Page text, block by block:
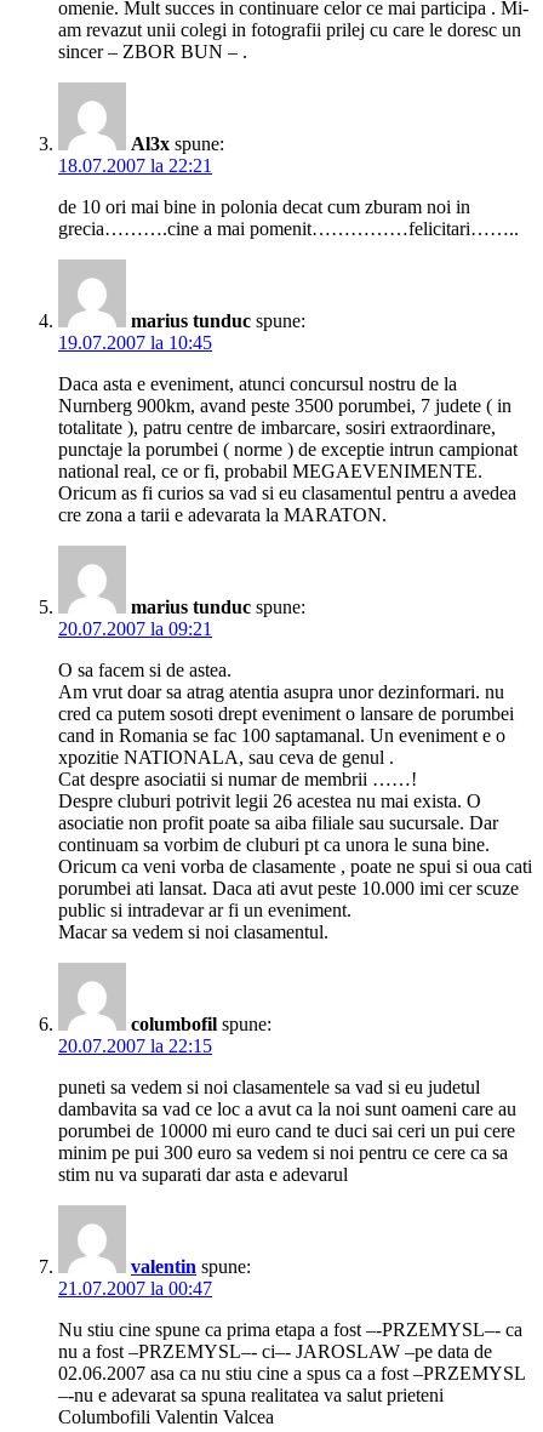
omenie. Mult succes in continuare celor ce mai participa . Mi-
am revazut unii colegi in fotografii prilej cu care le doresc un
sincer – ZBOR BUN – .
Al3x spune:
18.07.2007 la 22:21
de 10 ori mai bine in polonia decat cum zburam noi in
grecia……….cine a mai pomenit……………felicitari……..
marius tunduc spune:
19.07.2007 la 10:45
Daca asta e eveniment, atunci concursul nostru de la
Nurnberg 900km, avand peste 3500 porumbei, 7 judete ( in
totalitate ), patru centre de imbarcare, sosiri extraordinare,
punctaje la porumbei ( norme ) de exceptie intrun campionat
national real, ce or fi, probabil MEGAEVENIMENTE.
Oricum as fi curios sa vad si eu clasamentul pentru a avedea
cre zona a tarii e adevarata la MARATON.
marius tunduc spune:
20.07.2007 la 09:21
O sa facem si de astea.
Am vrut doar sa atrag atentia asupra unor dezinformari. nu
cred ca putem sosoti drept eveniment o lansare de porumbei
cand in Romania se fac 100 saptamanal. Un eveniment e o
xpozitie NATIONALA, sau ceva de genul .
Cat despre asociatii si numar de membrii ……!
Despre cluburi potrivit legii 26 acestea nu mai exista. O
asociatie non profit poate sa aiba filiale sau sucursale. Dar
continuam sa vorbim de cluburi pt ca unora le suna bine.
Oricum ca veni vorba de clasamente , poate ne spui si oua cati
porumbei ati lansat. Daca ati avut peste 10.000 imi cer scuze
public si intradevar ar fi un eveniment.
Macar sa vedem si noi clasamentul.
columbofil spune:
20.07.2007 la 22:15
puneti sa vedem si noi clasamentele sa vad si eu judetul
dambavita sa vad ce loc a avut ca la noi sunt oameni care au
porumbei de 10000 mi euro cand te duci sai ceri un pui cere
minim pe pui 300 euro sa vedem si noi pentru ce cere ca sa
stim nu va suparati dar asta e adevarul
valentin spune:
21.07.2007 la 00:47
Nu stiu cine spune ca prima etapa a fost –-PRZEMYSL–- ca
nu a fost –PRZEMYSL–- ci–- JAROSLAW –pe data de
02.06.2007 asa ca nu stiu cine a spus ca a fost –PRZEMYSL
–-nu e adevarat sa spuna realitatea va salut prieteni
Columbofili Valentin Valcea